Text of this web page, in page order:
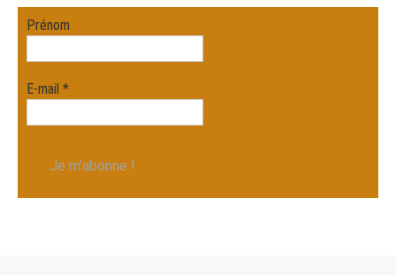
Prénom
E-mail*